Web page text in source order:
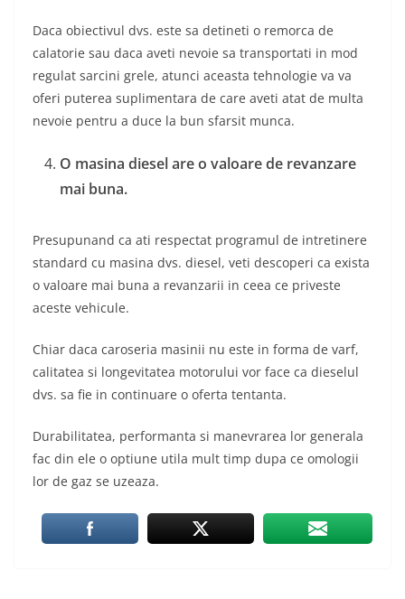
Daca obiectivul dvs. este sa detineti o remorca de
calatorie sau daca aveti nevoie sa transportati in mod
regulat sarcini grele, atunci aceasta tehnologie va va
oferi puterea suplimentara de care aveti atat de multa
nevoie pentru a duce la bun sfarsit munca.
O masina diesel are o valoare de revanzare
mai buna.
Presupunand ca ati respectat programul de intretinere
standard cu masina dvs. diesel, veti descoperi ca exista
o valoare mai buna a revanzarii in ceea ce priveste
aceste vehicule.
Chiar daca caroseria masinii nu este in forma de varf,
calitatea si longevitatea motorului vor face ca dieselul
dvs. sa fie in continuare o oferta tentanta.
Durabilitatea, performanta si manevrarea lor generala
fac din ele o optiune utila mult timp dupa ce omologii
lor de gaz se uzeaza.